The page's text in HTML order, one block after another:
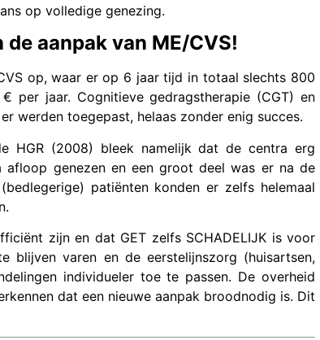
op volledige genezing.
aanpak van ME/CVS!
op, waar er op 6 jaar tijd in totaal slechts 800
per jaar. Cognitieve gedragstherapie (CGT) en
werden toegepast, helaas zonder enig succes.
HGR (2008) bleek namelijk dat de centra erg
afloop genezen en een groot deel was er na de
patiënten konden er zelfs helemaal
zijn en dat GET zelfs SCHADELIJK is voor
blijven varen en de eerstelijnszorg (huisartsen,
individueler toe te passen. De overheid
dat een nieuwe aanpak broodnodig is. Dit